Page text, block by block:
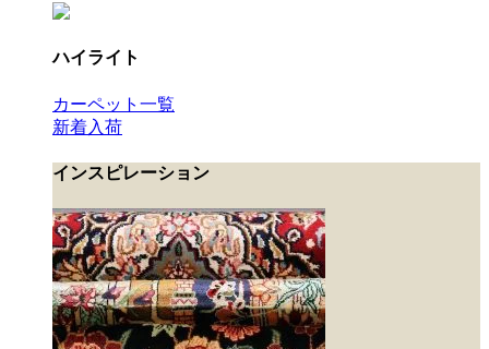
ハイライト
カーペット一覧
新着入荷
インスピレーション